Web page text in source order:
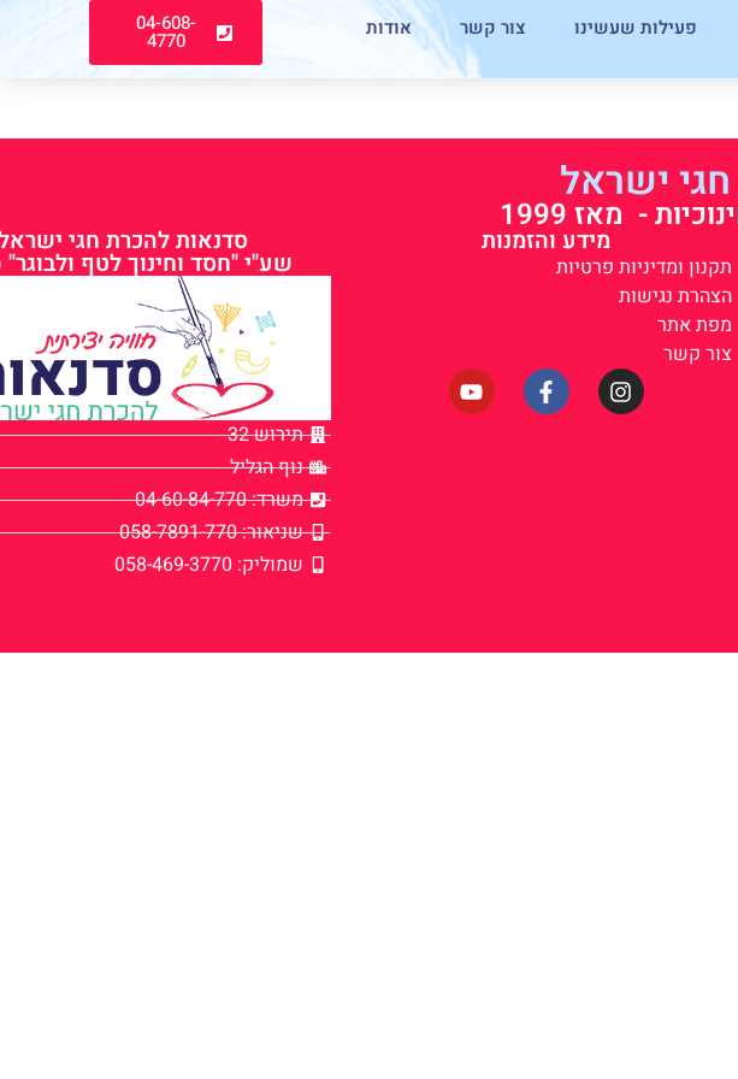
פעילות שעשינו צור קשר אודות 04-608-
4770
ישראל
- מאז 1999
מידע והזמנות
תקנון ומדיניות פרטיות
הצהרת נגישות
מפת אתר
צור קשר
סדנאות להכרת חגי
שע"י "חסד וחינוך לטף
תירוש 32
נוף הגליל
משרד: 04-60-84-770
שניאור: 058-7891-770
שמוליק: 058-469-3770